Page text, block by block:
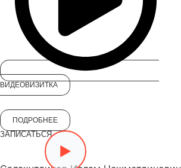
ВИДЕОВИЗИТКА
ПОДРОБНЕЕ
ЗАПИСАТЬСЯ